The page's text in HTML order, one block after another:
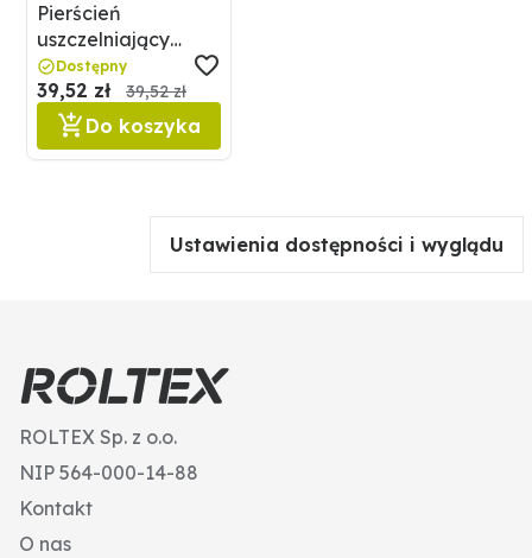
Pierścień
uszczelniający
70817640
Dostępny
39,52 zł 39,52 zł
Do koszyka
Ustawienia dostępności i wyglądu
ROLTEX Sp. z o.o.
NIP 564-000-14-88
Kontakt
O nas